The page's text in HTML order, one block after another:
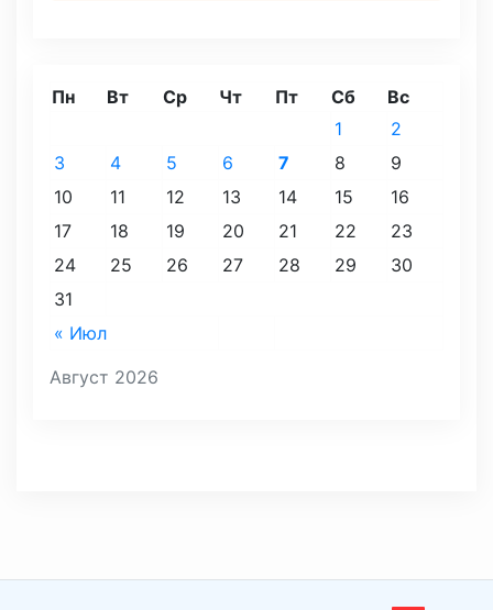
Август 2026
Пн Вт Ср Чт Пт Сб Вс
« Июл
1
2
3
4 5 6 7 8
9
10
11 12 13 14 15
16
17
18 19 20 21 22
23
24
25 26 27 28 29
30
31